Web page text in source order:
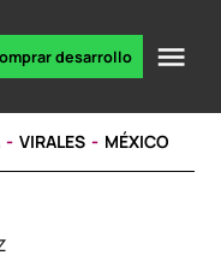
desarrollo
VIRALES MÉXICO